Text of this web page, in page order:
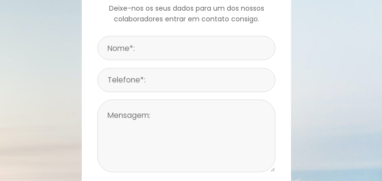
Deixe-nos os seus dados para um dos nossos
colaboradores entrar em contato consigo.